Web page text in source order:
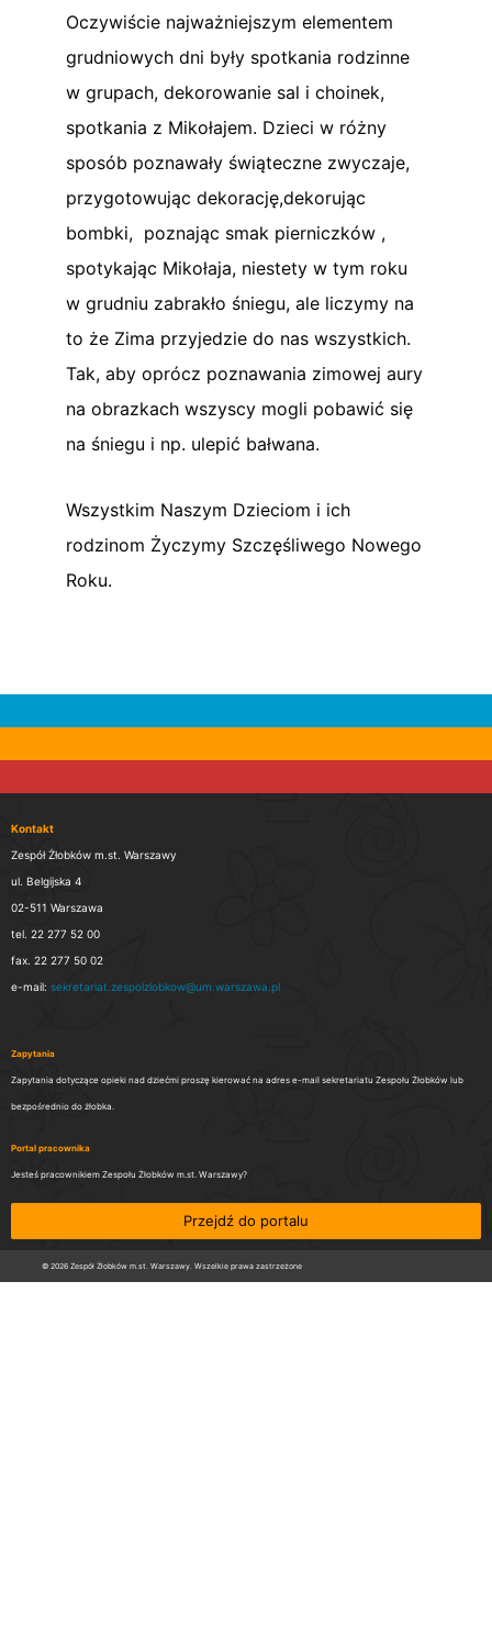
Oczywiście najważniejszym elementem
grudniowych dni były spotkania rodzinne
w grupach, dekorowanie sal i choinek,
spotkania z Mikołajem. Dzieci w różny
sposób poznawały świąteczne zwyczaje,
przygotowując dekorację,dekorując
bombki, poznając smak pierniczków ,
spotykając Mikołaja, niestety w tym roku
w grudniu zabrakło śniegu, ale liczymy na
to że Zima przyjedzie do nas wszystkich.
Tak, aby oprócz poznawania zimowej aury
na obrazkach wszyscy mogli pobawić się
na śniegu i np. ulepić bałwana.
Wszystkim Naszym Dzieciom i ich
rodzinom Życzymy Szczęśliwego Nowego
Roku.
Kontakt
Zespół Żłobków m.st. Warszawy
ul. Belgijska 4
02-511 Warszawa
tel. 22 277 52 00
fax. 22 277 50 02
e-mail: sekretariat.zespolzlobkow@um.warszawa.pl
Zapytania
Zapytania dotyczące opieki nad dziećmi proszę kierować na adres e-mail sekretariatu Zespołu Żłobków lub
bezpośrednio do żłobka.
Portal pracownika
Jesteś pracownikiem Zespołu Żłobków m.st. Warszawy?
Przejdź do portalu
© 2026 Zespół Żłobków m.st. Warszawy. Wszelkie prawa zastrzeżone